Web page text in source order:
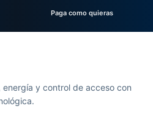
Paga como quieras
y control de acceso con